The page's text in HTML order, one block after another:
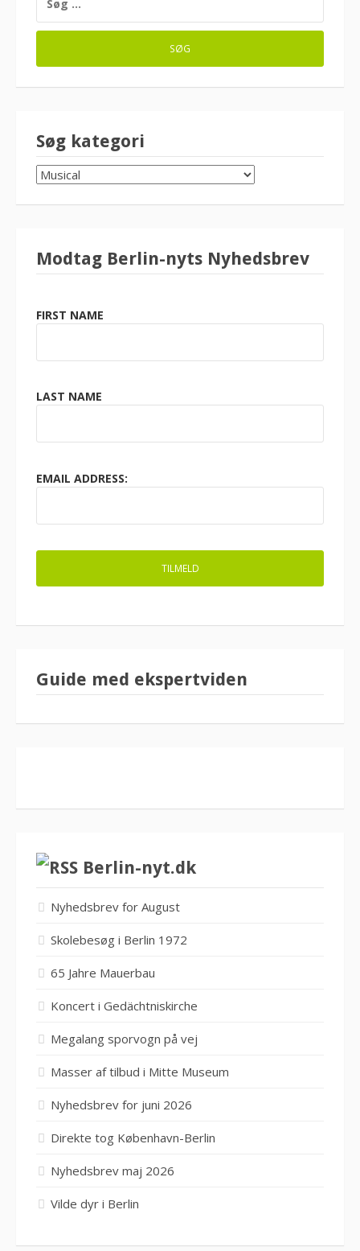
EFTER:
Søg kategori
SØG
KATEGORI
Modtag Berlin-nyts Nyhedsbrev
FIRST NAME
LAST NAME
EMAIL ADDRESS:
Guide med ekspertviden
Berlin-nyt.dk
Nyhedsbrev for August
Skolebesøg i Berlin 1972
65 Jahre Mauerbau
Koncert i Gedächtniskirche
Megalang sporvogn på vej
Masser af tilbud i Mitte Museum
Nyhedsbrev for juni 2026
Direkte tog København-Berlin
Nyhedsbrev maj 2026
Vilde dyr i Berlin